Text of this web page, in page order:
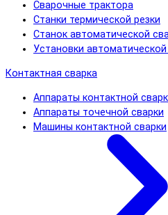
Сварочные трактора
Станки термической резки
Станок автоматической
Установки автоматической
Контактная сварка
Аппараты контактной
Аппараты точечной сварки
Машины контактной сварки